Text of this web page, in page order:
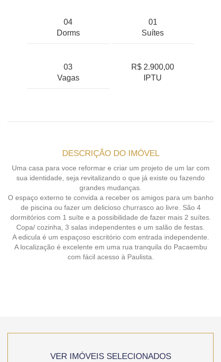
04
Dorms
01
Suítes
03
Vagas
R$ 2.900,00
IPTU
DESCRIÇÃO DO IMÓVEL
Uma casa para voce reformar e criar um projeto de um lar com
sua identidade, seja revitalizando o que já existe ou fazendo
grandes mudanças.
O espaço externo te convida a receber os amigos para um banho
de piscina ou fazer um delicioso churrasco ao livre. São 4
dormitórios com 1 suíte e a possibilidade de fazer mais 2 suítes.
Copa/ cozinha, 3 salas independentes e um salão de festas.
A edicula é um espaçoso escritório com entrada independente.
A localização é excelente em uma rua tranquila do Pacaembu
com fácil acesso à Paulista.
VER IMÓVEIS SELECIONADOS